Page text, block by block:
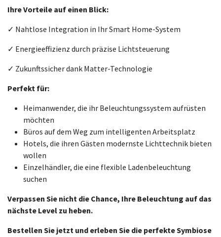
Ihre Vorteile auf einen Blick:
✓ Nahtlose Integration in Ihr Smart Home-System
✓ Energieeffizienz durch präzise Lichtsteuerung
✓ Zukunftssicher dank Matter-Technologie
Perfekt für:
Heimanwender, die ihr Beleuchtungssystem aufrüsten
möchten
Büros auf dem Weg zum intelligenten Arbeitsplatz
Hotels, die ihren Gästen modernste Lichttechnik bieten
wollen
Einzelhändler, die eine flexible Ladenbeleuchtung
suchen
Verpassen Sie nicht die Chance, Ihre Beleuchtung auf das
nächste Level zu heben.
Bestellen Sie jetzt und erleben Sie die perfekte Symbiose